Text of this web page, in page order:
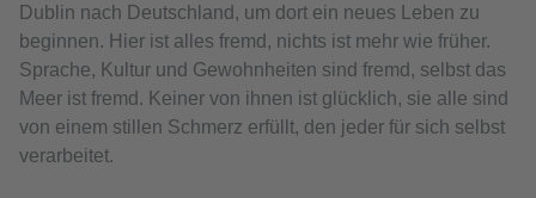
Dublin nach Deutschland, um dort ein neues Leben zu
beginnen. Hier ist alles fremd, nichts ist mehr wie früher.
Sprache, Kultur und Gewohnheiten sind fremd, selbst das
Meer ist fremd. Keiner von ihnen ist glücklich, sie alle sind
von einem stillen Schmerz erfüllt, den jeder für sich selbst
verarbeitet.